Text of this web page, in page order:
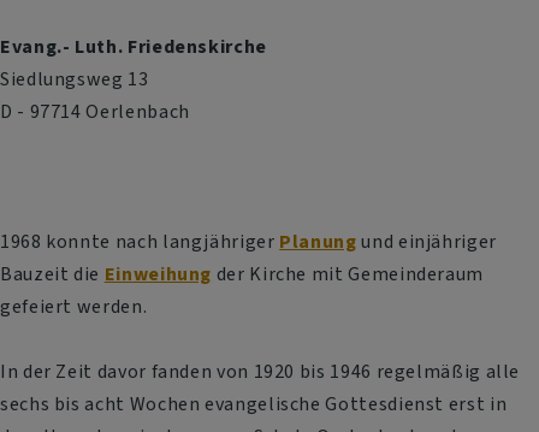
Evang.- Luth. Friedenskirche
Siedlungsweg 13
D - 97714 Oerlenbach
1968 konnte nach langjähriger Planungund einjähriger
Bauzeit die Einweihung der Kirche mit Gemeinderaum
gefeiert werden.
In der Zeit davor fanden von 1920 bis 1946 regelmäßig alle
sechs bis acht Wochen evangelische Gottesdienst erst in